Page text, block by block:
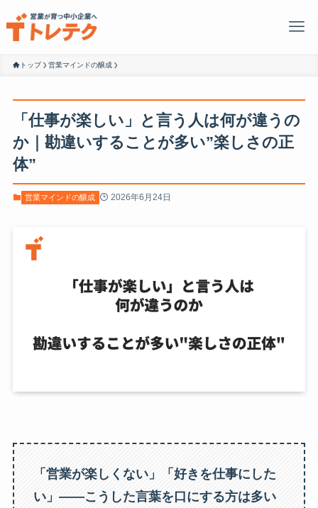
トップ 営業マインドの醸成
「仕事が楽しい」と言う人は何が違うの
か｜勘違いすることが多い”楽しさの正
体”
営業マインドの醸成 2026年6月24日
「営業が楽しくない」「好きを仕事にした
い」――こうした言葉を口にする方は多い